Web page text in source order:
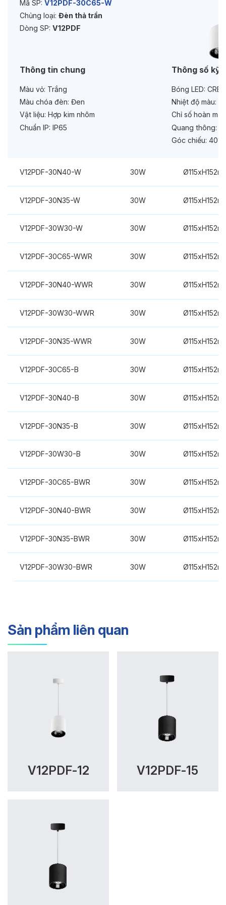
Tuổi thọ: >30000h
Mã SP: V12PDF-30C65-W
Chủng loại: Đèn thả trần
Dòng SP: V12PDF
Thông tin chung
Màu vỏ: Trắng
Màu chóa đèn: Đen
Vật liệu: Hợp kim nhôm
Chuẩn IP: IP65
Thông số kỹ
Bóng LED:
Nhiệt độ màu:
Chỉ số hoàn
Quang thông:
Góc chiếu: 40°
V12PDF-30N40-W 30W
V12PDF-30N35-W 30W
V12PDF-30W30-W 30W
V12PDF-30C65-WWR 30W
V12PDF-30N40-WWR 30W
V12PDF-30W30-WWR 30W
V12PDF-30N35-WWR 30W
V12PDF-30C65-B 30W
V12PDF-30N40-B 30W
V12PDF-30N35-B 30W
V12PDF-30W30-B 30W
V12PDF-30C65-BWR 30W
V12PDF-30N40-BWR 30W
V12PDF-30N35-BWR 30W
V12PDF-30W30-BWR 30W
Sản phẩm liên quan
V12PDF-12 V12PDF-15